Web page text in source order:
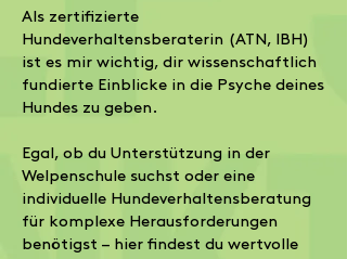
Als zertifizierte
Hundeverhaltensberaterin (ATN, IBH)
ist es mir wichtig, dir wissenschaftlich
fundierte Einblicke in die Psyche deines
Hundes zu geben.
Egal, ob du Unterstützung in der
Welpenschule suchst oder eine
individuelle Hundeverhaltensberatung
für komplexe Herausforderungen
benötigst – hier findest du wertvolle